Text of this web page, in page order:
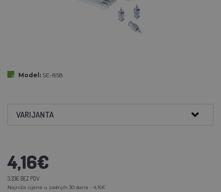
Model: SE-858
VARIJANTA
4,16€
3,33€ BEZ PDV
Najniža cijena u zadnjih 30 dana - 4,16€